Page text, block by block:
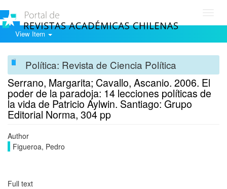
View Item
Política: Revista de Ciencia Política
Serrano, Margarita; Cavallo, Ascanio. 2006. El
poder de la paradoja: 14 lecciones políticas de
la vida de Patricio Aylwin. Santiago: Grupo
Editorial Norma, 304 pp
Author
Figueroa, Pedro
Full text